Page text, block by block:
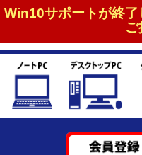
Win10サポートが終
ご